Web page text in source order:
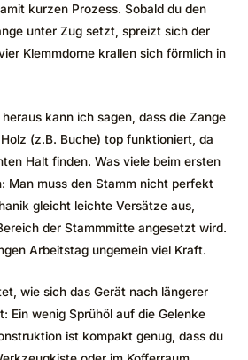
kurzen Prozess. Sobald du den
unter Zug setzt, spreizt sich der
Klemmdorne krallen sich förmlich in
kann ich sagen, dass die Zange
(z.B. Buche) top funktioniert, da
Halt finden. Was viele beim ersten
Man muss den Stamm nicht perfekt
gleicht leichte Versätze aus,
der Stammmitte angesetzt wird.
Arbeitstag ungemein viel Kraft.
wie sich das Gerät nach längerer
Ein wenig Sprühöl auf die Gelenke
ist kompakt genug, dass du